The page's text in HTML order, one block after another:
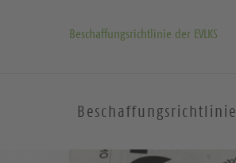
Beschaffungsrichtlinie der EVLKS
Beschaffungsrichtlinie